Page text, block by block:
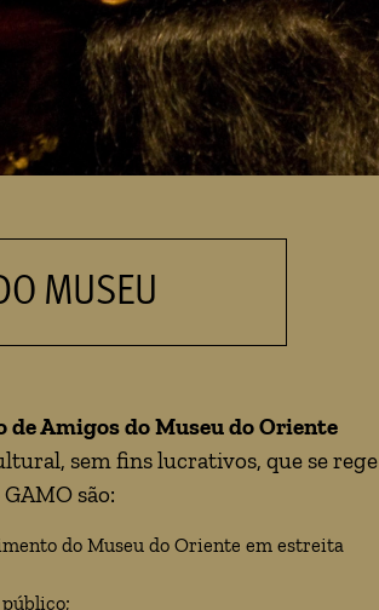
MUSEU
de Amigos do Museu do Oriente
sem fins lucrativos, que se rege
são:
do Museu do Oriente em estreita